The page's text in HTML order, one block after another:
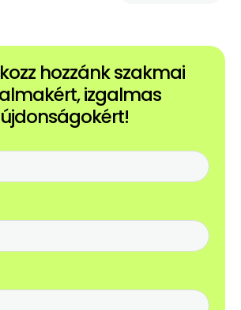
hozzánk szakmai
izgalmas
újdonságokért!